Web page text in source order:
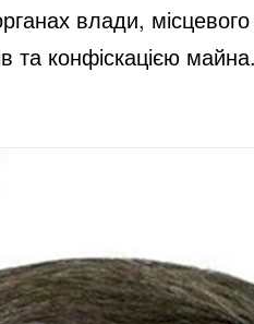
влади,
та конфіскацією майна.